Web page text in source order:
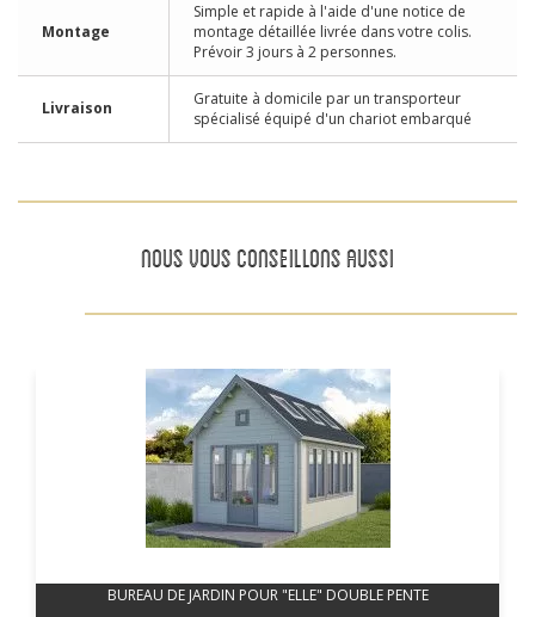
Montage
Simple et rapide à l'aide d'une notice de
montage détaillée livrée dans votre colis.
Prévoir 3 jours à 2 personnes.
Livraison
Gratuite à domicile par un transporteur
spécialisé équipé d'un chariot embarqué
NOUS VOUS CONSEILLONS AUSSI
BUREAU DE JARDIN POUR "ELLE" DOUBLE PENTE